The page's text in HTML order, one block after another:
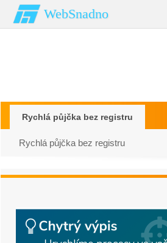
WebSnadno
Rychlá půjčka bez registru
Rychlá půjčka bez registru